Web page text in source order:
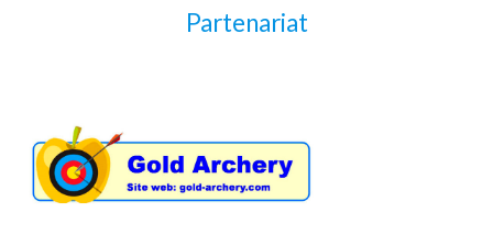
Partenariat